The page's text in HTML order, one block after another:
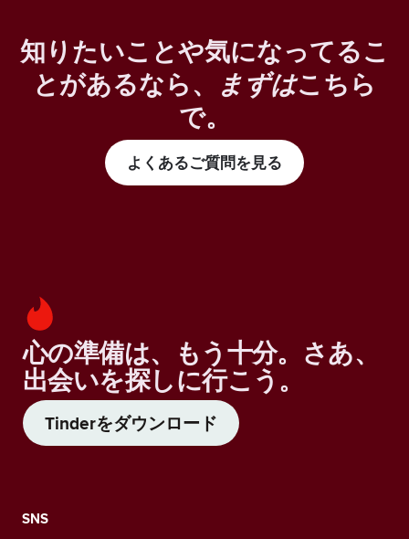
知りたいことや気になってるこ
とがあるなら、
まずはこちら
で。
よくあるご質問を見る
心の準備は、もう十分。さあ、
出会いを探しに行こう。
Tinderをダウンロード
SNS